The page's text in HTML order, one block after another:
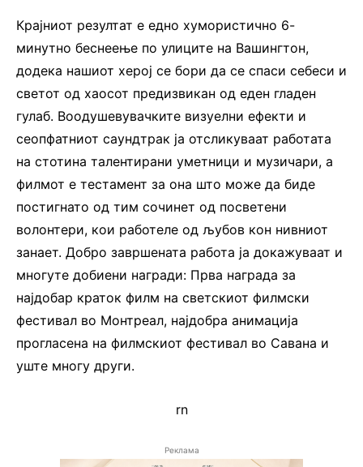
Крајниот резултат е едно хумористично 6-
минутно беснеење по улиците на Вашингтон,
додека нашиот херој се бори да се спаси себеси и
светот од хаосот предизвикан од еден гладен
гулаб. Воодушевувачките визуелни ефекти и
сеопфатниот саундтрак ја отсликуваат работата
на стотина талентирани уметници и музичари, а
филмот е тестамент за она што може да биде
постигнато од тим сочинет од посветени
волонтери, кои работеле од љубов кон нивниот
занает. Добро завршената работа ја докажуваат и
многуте добиени награди: Прва награда за
најдобар краток филм на светскиот филмски
фестивал во Монтреал, најдобра анимација
прогласена на филмскиот фестивал во Савана и
уште многу други.
rn
Реклама